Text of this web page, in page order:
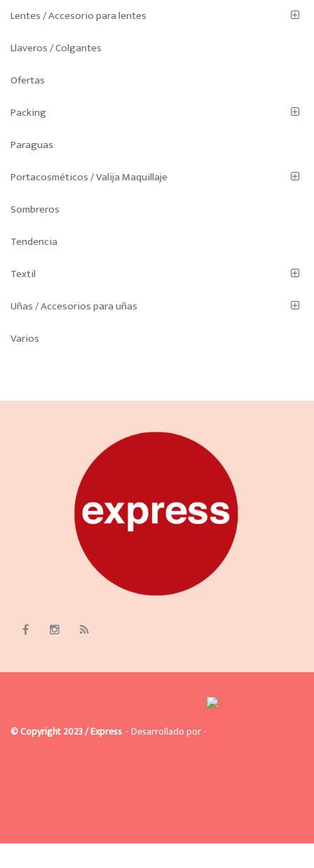
Lentes / Accesorio para lentes
Llaveros / Colgantes
Ofertas
Packing
Paraguas
Portacosméticos / Valija Maquillaje
Sombreros
Tendencia
Textil
Uñas / Accesorios para uñas
Varios
© Copyright 2023 / Express - Desarrollado por -